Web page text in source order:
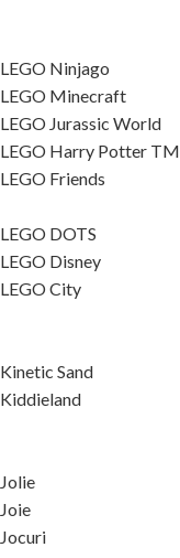
LEGO Ninjago
LEGO Minecraft
LEGO Jurassic World
LEGO Harry Potter TM
LEGO Friends
LEGO DOTS
LEGO Disney
LEGO City
Kinetic Sand
Kiddieland
Jolie
Joie
Jocuri